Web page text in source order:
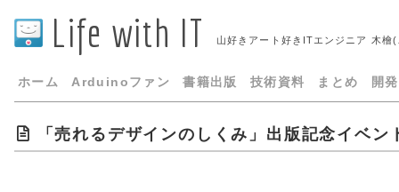
Life with IT 山好きアート好きITエンジニア 木檜
ホーム Arduinoファン 書籍出版 技術資料 まとめ 開
「売れるデザインのしくみ」出版記念イベン